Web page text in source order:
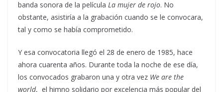
banda sonora de la película La mujer de rojo. No
obstante, asistiría a la grabación cuando se le convocara,
tal y como se había comprometido.
Y esa convocatoria llegó el 28 de enero de 1985, hace
ahora cuarenta años. Durante toda la noche de ese día,
los convocados grabaron una y otra vez We are the
world, el himno solidario por excelencia más popular del